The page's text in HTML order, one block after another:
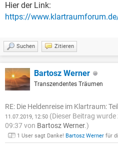
Hier der Link:
https://
Suchen Zitieren
Bartosz Werner
Transzendentes Träumen
RE: Die Heldenreise im Klartraum:
11.07.2019, 12:50 (Dieser Beitrag
09:37 von Bartosz Werner.)
1 User sagt Danke! Bartosz Werner für